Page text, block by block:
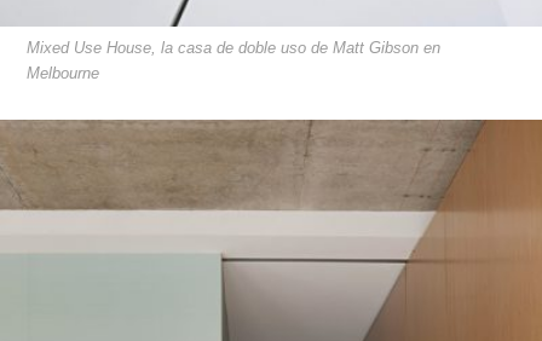
Mixed Use House, la casa de doble uso de Matt Gibson en
Melbourne